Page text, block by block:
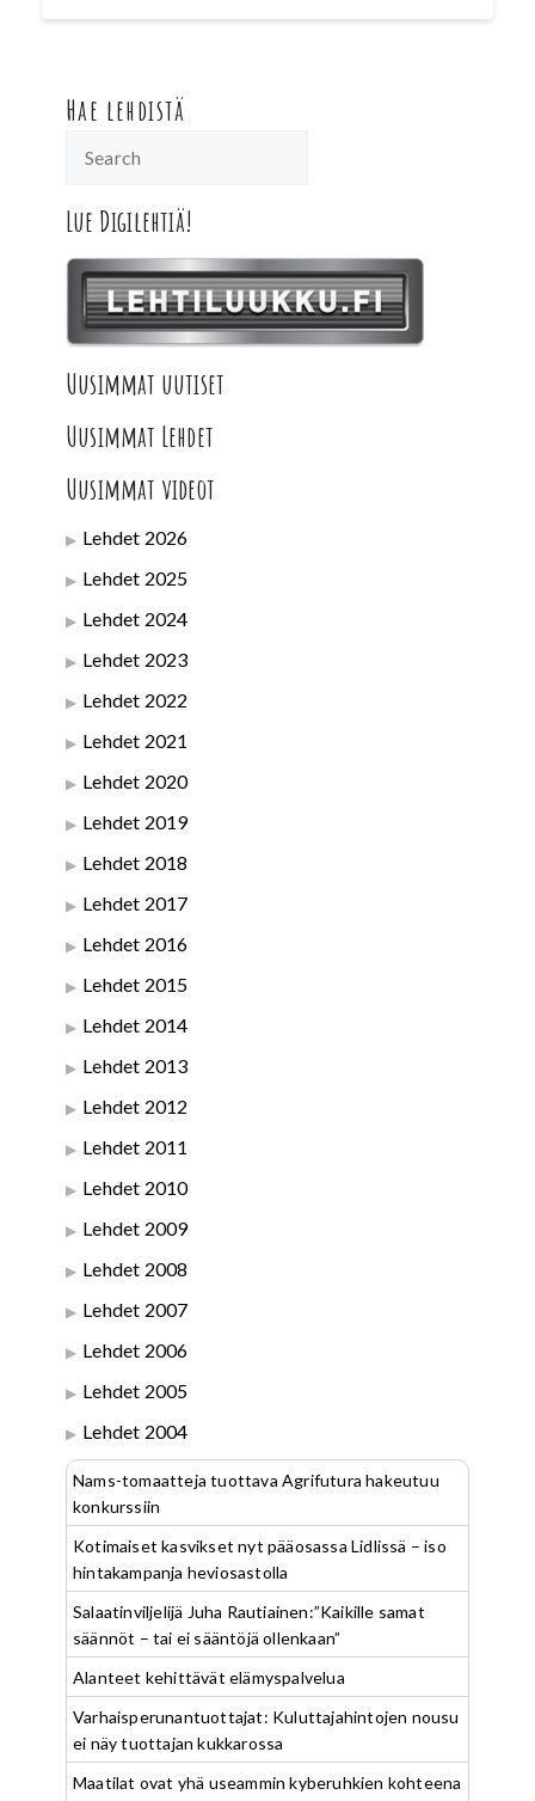
Hae lehdistä
Lue Digilehtiä!
Uusimmat uutiset
Uusimmat Lehdet
Uusimmat videot
Lehdet 2026
Lehdet 2025
Lehdet 2024
Lehdet 2023
Lehdet 2022
Lehdet 2021
Lehdet 2020
Lehdet 2019
Lehdet 2018
Lehdet 2017
Lehdet 2016
Lehdet 2015
Lehdet 2014
Lehdet 2013
Lehdet 2012
Lehdet 2011
Lehdet 2010
Lehdet 2009
Lehdet 2008
Lehdet 2007
Lehdet 2006
Lehdet 2005
Lehdet 2004
Nams-tomaatteja tuottava Agrifutura hakeutuu
konkurssiin
Kotimaiset kasvikset nyt pääosassa Lidlissä – iso
hintakampanja heviosastolla
Salaatinviljelijä Juha Rautiainen:”Kaikille samat
säännöt – tai ei sääntöjä ollenkaan”
Alanteet kehittävät elämyspalvelua
Varhaisperunantuottajat: Kuluttajahintojen nousu
ei näy tuottajan kukkarossa
Maatilat ovat yhä useammin kyberuhkien kohteena